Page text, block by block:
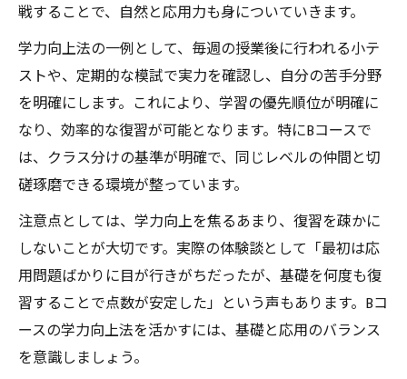
戦することで、自然と応用力も身についていきます。
学力向上法の一例として、毎週の授業後に行われる小テ
ストや、定期的な模試で実力を確認し、自分の苦手分野
を明確にします。これにより、学習の優先順位が明確に
なり、効率的な復習が可能となります。特にBコースで
は、クラス分けの基準が明確で、同じレベルの仲間と切
磋琢磨できる環境が整っています。
注意点としては、学力向上を焦るあまり、復習を疎かに
しないことが大切です。実際の体験談として「最初は応
用問題ばかりに目が行きがちだったが、基礎を何度も復
習することで点数が安定した」という声もあります。Bコ
ースの学力向上法を活かすには、基礎と応用のバランス
を意識しましょう。